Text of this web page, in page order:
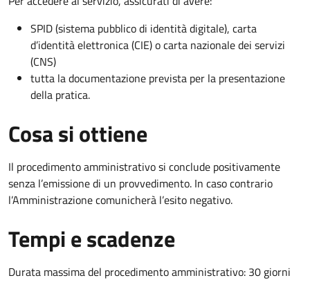
SPID (sistema pubblico di identità digitale), carta
d’identità elettronica (CIE) o carta nazionale dei servizi
(CNS)
tutta la documentazione prevista per la presentazione
della pratica.
Cosa si ottiene
Il procedimento amministrativo si conclude positivamente
senza l’emissione di un provvedimento. In caso contrario
l’Amministrazione comunicherà l’esito negativo.
Tempi e scadenze
Durata massima del procedimento amministrativo: 30 giorni